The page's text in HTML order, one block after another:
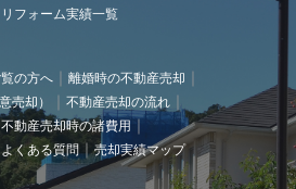
リフォーム実績一覧
の方へ
離婚時の不動産売却
売却）
不動産売却の流れ
不動産売却時の諸費用
よくある質問 売却実績マップ